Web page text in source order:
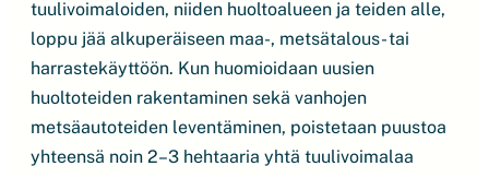
tuulivoimaloiden, niiden huoltoalueen ja teiden alle,
loppu jää alkuperäiseen maa-, metsätalous- tai
harrastekäyttöön. Kun huomioidaan uusien
huoltoteiden rakentaminen sekä vanhojen
metsäautoteiden leventäminen, poistetaan puustoa
yhteensä noin 2–3 hehtaaria yhtä tuulivoimalaa